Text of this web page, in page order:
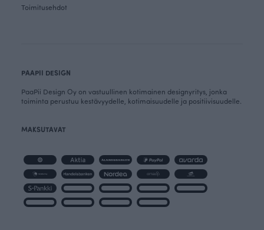
Toimitusehdot
PAAPII DESIGN
PaaPii Design Oy on vastuullinen kotimainen designyritys, jonka
toiminta perustuu kestävyydelle, kotimaisuudelle ja positiivisuudelle.
MAKSUTAVAT